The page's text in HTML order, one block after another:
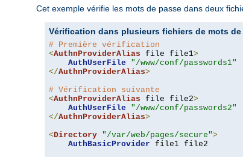
Cet exemple vérifie les mots de passe dans deux
Vérification dans plusieurs fichiers de mots
# Première vérification
<AuthnProviderAlias file file1>
AuthUserFile
"/www/conf/passwords1"
</AuthnProviderAlias>
# Vérification suivante
<AuthnProviderAlias file file2>
AuthUserFile
"/www/conf/passwords2"
</AuthnProviderAlias>
<Directory "/var/web/pages/secure">
AuthBasicProvider file1 file2